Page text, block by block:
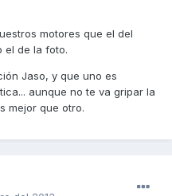
motores que el del
el de la foto.
Jaso, y que uno es
aunque no te va gripar la
mejor que otro.